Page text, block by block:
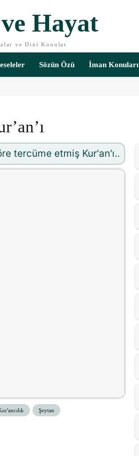
Hayat
ve Dini Konular
Sözün Özü İman Konuları
tercüme etmiş Kur'an'ı..
Şeytan